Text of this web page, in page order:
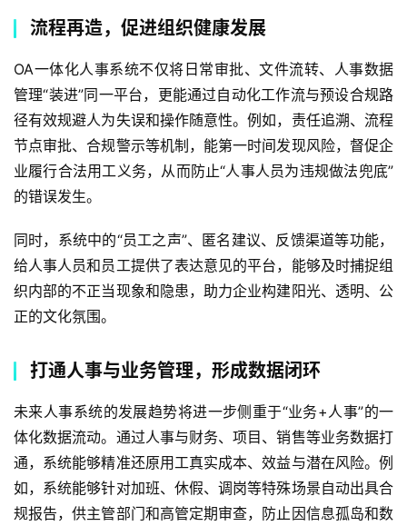
流程再造，促进组织健康发展
OA一体化人事系统不仅将日常审批、文件流转、人事数据
管理“装进”同一平台，更能通过自动化工作流与预设合规路
径有效规避人为失误和操作随意性。例如，责任追溯、流程
节点审批、合规警示等机制，能第一时间发现风险，督促企
业履行合法用工义务，从而防止“人事人员为违规做法兜底”
的错误发生。
同时，系统中的“员工之声”、匿名建议、反馈渠道等功能，
给人事人员和员工提供了表达意见的平台，能够及时捕捉组
织内部的不正当现象和隐患，助力企业构建阳光、透明、公
正的文化氛围。
打通人事与业务管理，形成数据闭环
未来人事系统的发展趋势将进一步侧重于“业务+人事”的一
体化数据流动。通过人事与财务、项目、销售等业务数据打
通，系统能够精准还原用工真实成本、效益与潜在风险。例
如，系统能够针对加班、休假、调岗等特殊场景自动出具合
规报告，供主管部门和高管定期审查，防止因信息孤岛和数